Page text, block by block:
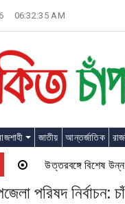
06:32:36 AM
জাতীয় আন্তর্জাতিক
উত্তরবঙ্গে বিশেষ উন্নয়ন
পরিষদ নির্বাচন: